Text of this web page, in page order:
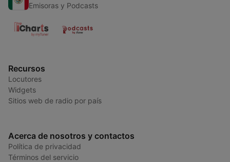
Emisoras y Podcasts
Recursos
Locutores
Widgets
Sitios web de radio por país
Acerca de nosotros y contactos
Política de privacidad
Términos del servicio